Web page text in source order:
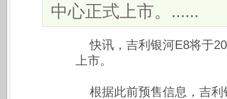
中心正式上市。......
快讯，吉利银河E8将于
上市。
根据此前预售信息，吉